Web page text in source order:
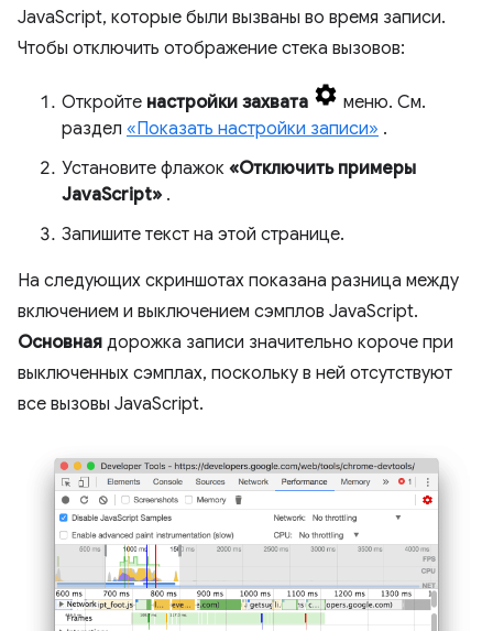
JavaScript, которые были вызваны во время записи.
Чтобы отключить отображение стека вызовов:
Откройте настройки захвата
меню. См.
раздел «Показать настройки записи» .
Установите флажок «Отключить примеры
JavaScript» .
Запишите текст на этой странице.
На следующих скриншотах показана разница между
включением и выключением сэмплов JavaScript.
Основная дорожка записи значительно короче при
выключенных сэмплах, поскольку в ней отсутствуют
все вызовы JavaScript.